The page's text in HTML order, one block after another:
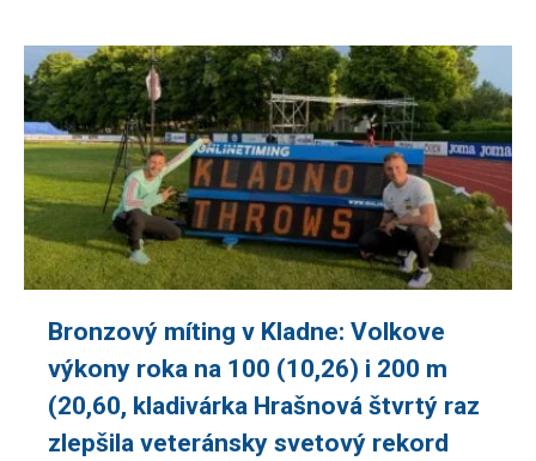
Bronzový míting v Kladne: Volkove
výkony roka na 100 (10,26) i 200 m
(20,60, kladivárka Hrašnová štvrtý raz
zlepšila veteránsky svetový rekord